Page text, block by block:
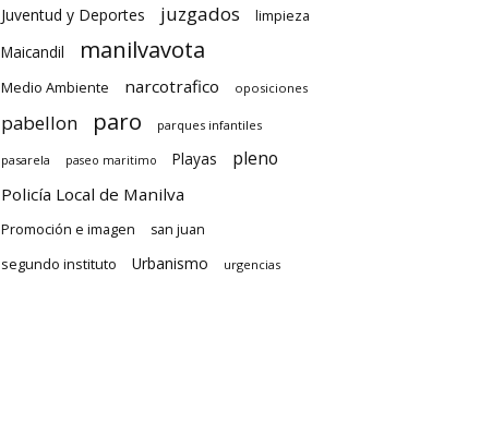
Juventud y Deportes juzgados
limpieza
Maicandil
manilvavota
Medio Ambiente narcotrafico oposiciones
pabellon paro parques infantiles
pasarela paseo maritimo Playas pleno
Policía Local de Manilva
Promoción e imagen san juan
segundo instituto Urbanismo urgencias